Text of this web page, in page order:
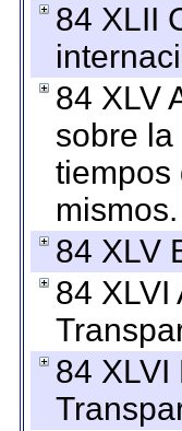
84 XLII
84 XLV
sobre
tiempos
mismos.
84 XLV
84 XLVI
84